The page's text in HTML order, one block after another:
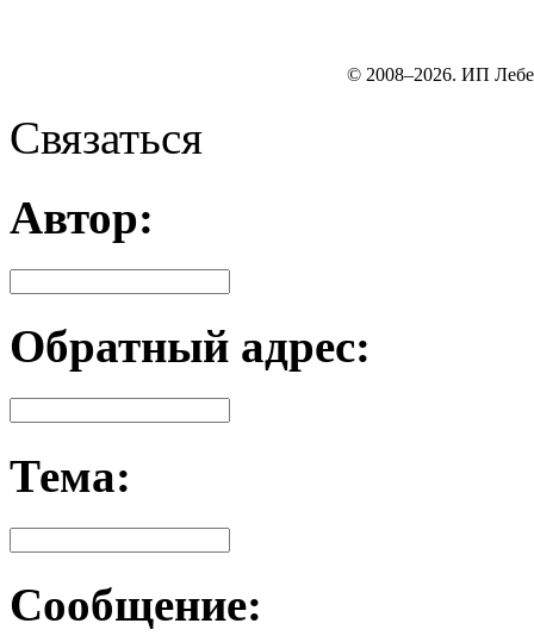
© 2008–2026. ИП
Связаться
Автор:
Обратный адрес:
Тема:
Сообщение: